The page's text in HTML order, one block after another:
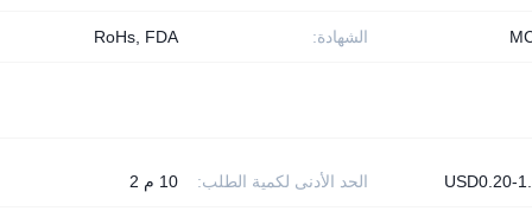
الشهادة: RoHs, FDA
الحد الأدنى لكمية الطلب: 10 م 2 USD0.20-